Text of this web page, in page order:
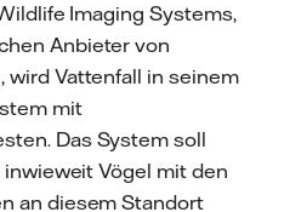
Imaging Systems,
Anbieter von
wird Vattenfall in seinem
mit
Das System soll
Vögel mit den
an diesem Standort